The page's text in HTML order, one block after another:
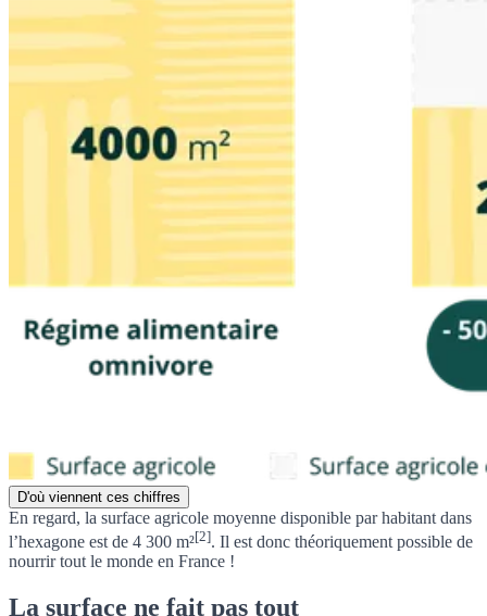
D'où viennent ces chiffres
En regard, la surface agricole moyenne disponible par habitant dans
l’hexagone est de 4 300 m²[2]. Il est donc théoriquement possible de
nourrir tout le monde en France !
La surface ne fait pas tout